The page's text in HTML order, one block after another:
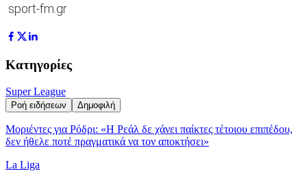
sport-fm.gr
Κατηγορίες
Super League
Ροή ειδήσεων Δημοφιλή
Μοριέντες για Ρόδρι: «Η Ρεάλ δε χάνει παίκτες τέτοιου επιπέδου,
δεν ήθελε ποτέ πραγματικά να τον αποκτήσει»
La Liga